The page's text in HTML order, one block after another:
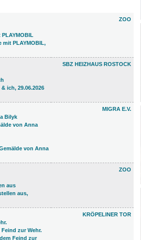
ZOO
SBZ HEIZHAUS ROSTOCK
MIGRA E.V.
ZOO
KRÖPELINER TOR